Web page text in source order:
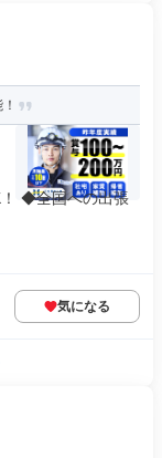
◆全国への出張
気になる